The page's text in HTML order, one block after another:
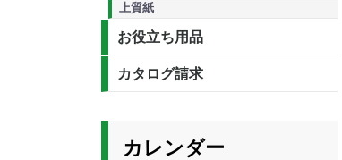
上質紙
お役立ち用品
カタログ請求
カレンダー